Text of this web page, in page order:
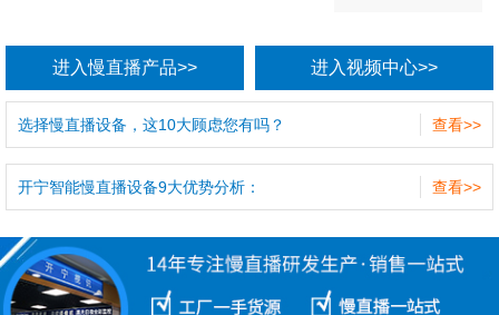
进入慢直播产品>> 进入视频中心>>
查看>>
选择慢直播设备，这10大顾虑您有吗？
查看>>
开宁智能慢直播设备9大优势分析：